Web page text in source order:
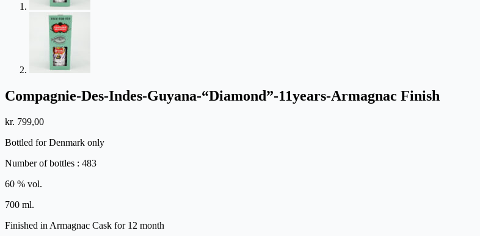
Compagnie-Des-Indes-Guyana-“Diamond”-11years-Armagnac Finish
kr. 799,00
Bottled for Denmark only
Number of bottles : 483
60 % vol.
700 ml.
Finished in Armagnac Cask for 12 month